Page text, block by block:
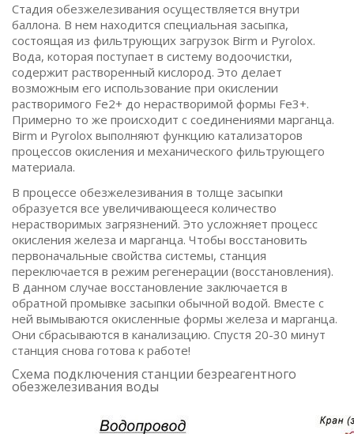
Стадия обезжелезивания осуществляется внутри
баллона. В нем находится специальная засыпка,
состоящая из фильтрующих загрузок Birm и Pyrolox.
Вода, которая поступает в систему водоочистки,
содержит растворенный кислород. Это делает
возможным его использование при окислении
растворимого Fe2+ до нерастворимой формы Fe3+.
Примерно то же происходит с соединениями марганца.
Birm и Pyrolox выполняют функцию катализаторов
процессов окисления и механического фильтрующего
материала.
В процессе обезжелезивания в толще засыпки
образуется все увеличивающееся количество
нерастворимых загрязнений. Это усложняет процесс
окисления железа и марганца. Чтобы восстановить
первоначальные свойства системы, станция
переключается в режим регенерации (восстановления).
В данном случае восстановление заключается в
обратной промывке засыпки обычной водой. Вместе с
ней вымываются окисленные формы железа и марганца.
Они сбрасываются в канализацию. Спустя 20-30 минут
станция снова готова к работе!
Схема подключения станции безреагентного
обезжелезивания воды